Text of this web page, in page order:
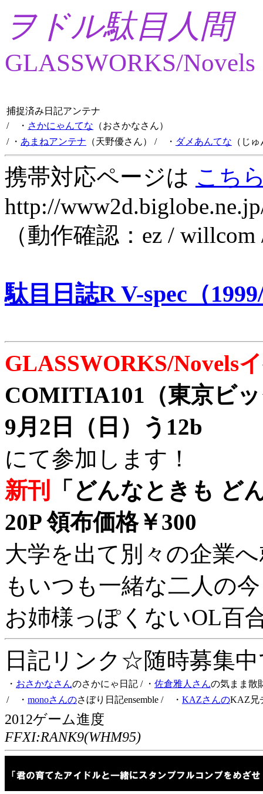
ヲドル駄目人間
GLASSWORKS/Novels
捕捉済み日記アンテナ
/ ・ さかにゃんてな （おさかなさん）
/ ・ あまねアンテナ （天野優さん） / ・ ダメあんてな （じ
携帯対応ページは こち
http://
（動作確認：ez /
駄目日誌R V-spec（
GLASSWORKS/Novels
COMITIA101（東京ビ
9月2日（日）う12b
にて参加します！
新刊
「どんなときも ど
20P 領布価格￥300
大学を出て別々の企業
もいつも一緒な二人の
お姉様っぽくないOL百
日記リンク☆随時募集
・ おさかなさんのさかにゃ日記 / ・ 佐倉雅人さんの気まま散
/ ・ monoさんのさぼり日記ensemble / ・ KAZさんのKAZ兄
2012ゲーム進度
FFXI:RANK9(WHM95)